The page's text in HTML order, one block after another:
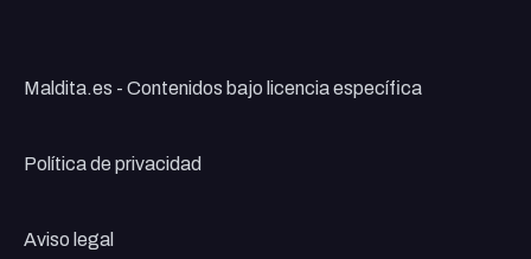
Maldita.es - Contenidos bajo licencia específica
Política de privacidad
Aviso legal